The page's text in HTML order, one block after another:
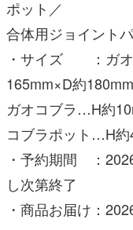
165mm×D約180mm
ガオコブラ…H約
コブラポット…H約
・予約期間 ：
し次第終了
・商品お届け：
・商品名 ：